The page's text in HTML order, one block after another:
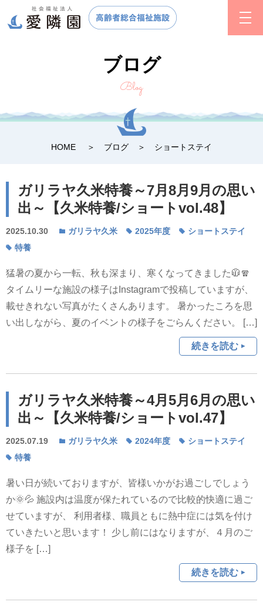
ブログ
Blog
HOME ブログ ショートステイ
ガリラヤ久米特養～7月8月9月の思い
出～【久米特養/ショートvol.48】
2025.10.30 ガリラヤ久米 2025年度
ショートステイ
特養
猛暑の夏から一転、秋も深まり、寒くなってきました🧥🧣
タイムリーな施設の様子はInstagramで投稿していますが、
載せきれない写真がたくさんあります。 暑かったころを思
い出しながら、夏のイベントの様子をごらんください。 […]
続きを読む
ガリラヤ久米特養～4月5月6月の思い
出～【久米特養/ショートvol.47】
2025.07.19 ガリラヤ久米 2024年度
ショートステイ
特養
暑い日が続いておりますが、皆様いかがお過ごしでしょう
か🌞💦 施設内は温度が保たれているので比較的快適に過ご
せていますが、 利用者様、職員ともに熱中症には気を付け
ていきたいと思います！ 少し前にはなりますが、４月のご
様子を […]
続きを読む